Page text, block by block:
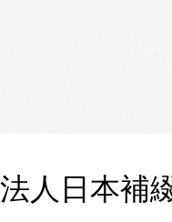
人日本補